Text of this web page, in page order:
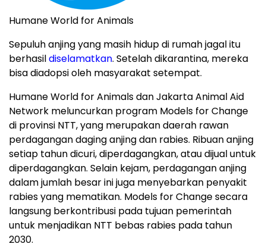
Humane World for Animals
Sepuluh anjing yang masih hidup di rumah jagal itu
berhasildiselamatkan. Setelah dikarantina, mereka
bisa diadopsi oleh masyarakat setempat.
Humane World for Animals dan Jakarta Animal Aid
Network meluncurkan program Models for Change
di provinsi NTT, yang merupakan daerah rawan
perdagangan daging anjing dan rabies. Ribuan anjing
setiap tahun dicuri, diperdagangkan, atau dijual untuk
diperdagangkan. Selain kejam, perdagangan anjing
dalam jumlah besar ini juga menyebarkan penyakit
rabies yang mematikan. Models for Change secara
langsung berkontribusi pada tujuan pemerintah
untuk menjadikan NTT bebas rabies pada tahun
2030.